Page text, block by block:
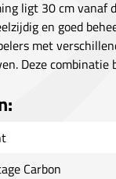
ligt 30 cm
en goed
met
Deze
Carbon